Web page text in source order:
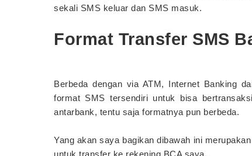
sekali SMS keluar dan SMS masuk.
Format Transfer SMS
Berbeda dengan via ATM, Internet Banking
format SMS tersendiri untuk bisa
antarbank, tentu saja formatnya pun berbeda.
Yang akan saya bagikan dibawah ini
untuk transfer ke rekening BCA saya.